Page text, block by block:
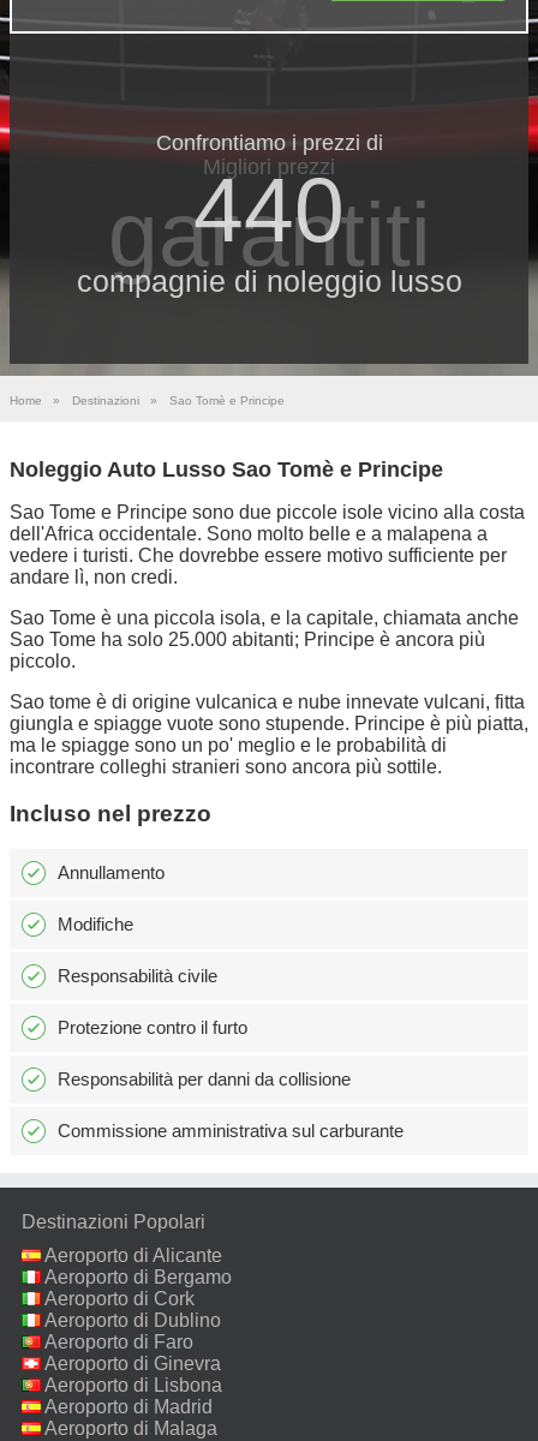
Confrontiamo i prezzi di
440
compagnie di noleggio lusso
Migliori prezzi
garantiti
Home » Destinazioni » Sao Tomè e Principe
Noleggio Auto Lusso Sao Tomè e Principe
Sao Tome e Principe sono due piccole isole vicino alla costa
dell'Africa occidentale. Sono molto belle e a malapena a
vedere i turisti. Che dovrebbe essere motivo sufficiente per
andare lì, non credi.
Sao Tome è una piccola isola, e la capitale, chiamata anche
Sao Tome ha solo 25.000 abitanti; Principe è ancora più
piccolo.
Sao tome è di origine vulcanica e nube innevate vulcani, fitta
giungla e spiagge vuote sono stupende. Principe è più piatta,
ma le spiagge sono un po' meglio e le probabilità di
incontrare colleghi stranieri sono ancora più sottile.
Incluso nel prezzo
Annullamento
Modifiche
Responsabilità civile
Protezione contro il furto
Responsabilità per danni da collisione
Commissione amministrativa sul carburante
Destinazioni Popolari
Aeroporto di Alicante
Aeroporto di Bergamo
Aeroporto di Cork
Aeroporto di Dublino
Aeroporto di Faro
Aeroporto di Ginevra
Aeroporto di Lisbona
Aeroporto di Madrid
Aeroporto di Malaga